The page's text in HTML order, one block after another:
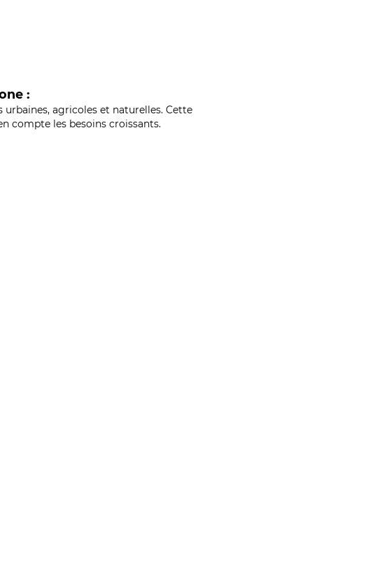
:
agricoles et naturelles. Cette
compte les besoins croissants.